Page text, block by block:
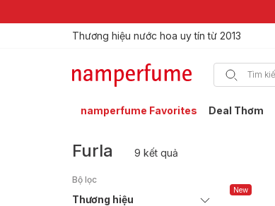
Freeship cho mọi đơn hàng
Thương hiệu nước hoa uy tín từ 2013
namperfume Favorites Deal Thơm
Furla 9 kết quả
Bộ lọc
Thương hiệu
New